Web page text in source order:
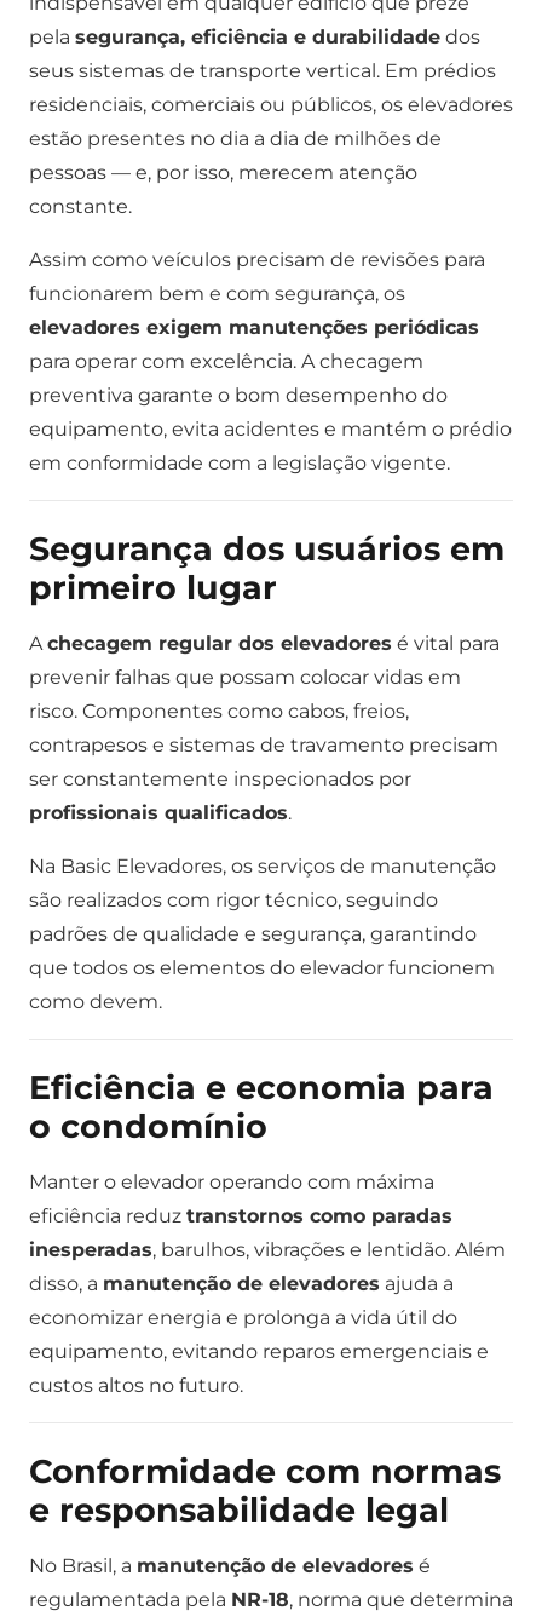
pela segurança, eficiência e durabilidade dos
seus sistemas de transporte vertical. Em prédios
residenciais, comerciais ou públicos, os elevadores
estão presentes no dia a dia de milhões de
pessoas — e, por isso, merecem atenção
constante.
Assim como veículos precisam de revisões para
funcionarem bem e com segurança, os
elevadores exigem manutenções periódicas
para operar com excelência. A checagem
preventiva garante o bom desempenho do
equipamento, evita acidentes e mantém o prédio
em conformidade com a legislação vigente.
Segurança dos usuários em
primeiro lugar
Achecagem regular dos elevadores é vital para
prevenir falhas que possam colocar vidas em
risco. Componentes como cabos, freios,
contrapesos e sistemas de travamento precisam
ser constantemente inspecionados por
profissionais qualificados.
Na Basic Elevadores, os serviços de manutenção
são realizados com rigor técnico, seguindo
padrões de qualidade e segurança, garantindo
que todos os elementos do elevador funcionem
como devem.
Eficiência e economia para
o condomínio
Manter o elevador operando com máxima
eficiência reduz transtornos como paradas
inesperadas, barulhos, vibrações e lentidão. Além
disso, a manutenção de elevadores ajuda a
economizar energia e prolonga a vida útil do
equipamento, evitando reparos emergenciais e
custos altos no futuro.
Conformidade com normas
e responsabilidade legal
No Brasil, a manutenção de elevadores é
regulamentada pela NR-18, norma que determina